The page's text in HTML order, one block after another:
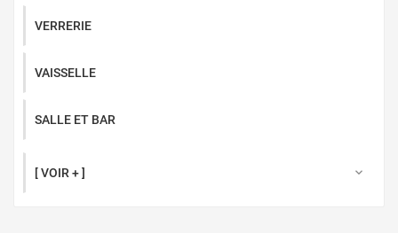
VERRERIE
VAISSELLE
SALLE ET BAR
[ VOIR + ] 